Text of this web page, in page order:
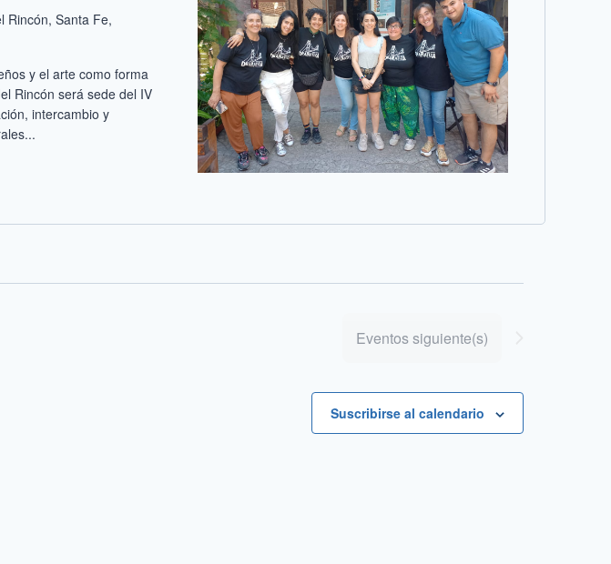
Rincón, Santa Fe,
y el arte como forma
Rincón será sede del IV
intercambio y
Eventossiguiente(s)
Suscribirse al calendario